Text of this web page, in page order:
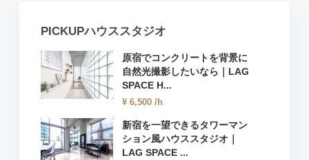
PICKUPハウススタジオ
原宿でコンクリートを背景に
自然光撮影したいなら｜LAG
SPACE H...
¥ 6,500 /h
新宿を一望できるタワーマン
ション風ハウススタジオ｜
LAG SPACE ...